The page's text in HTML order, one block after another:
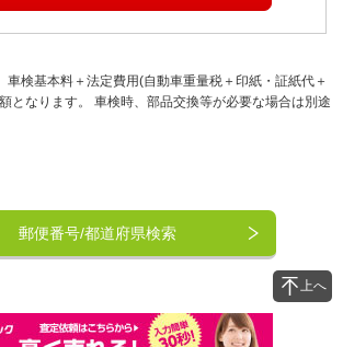
車検基本料＋法定費用(自動車重量税＋印紙・証紙代＋
となります。 車検時、部品交換等が必要な場合は別途
郵便番号/都道府県検索
上へ